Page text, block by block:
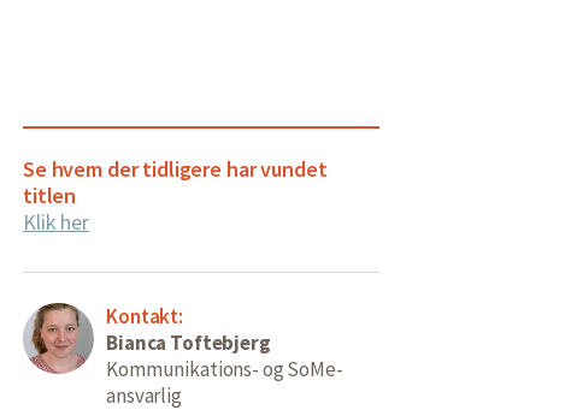
Se hvem der tidligere har vundet
titlen
Klik her
Kontakt:
Bianca Toftebjerg
Kommunikations- og SoMe-
ansvarlig